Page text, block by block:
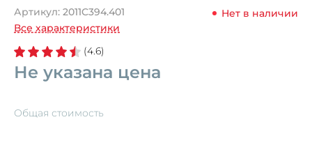
Артикул: 2011C394.401
Нет в наличии
Все характеристики
(4.6)
Не указана цена
Общая стоимость